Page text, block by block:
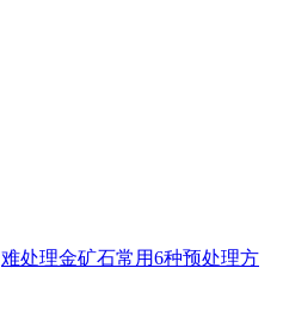
难处理金矿石常用6种预处理方